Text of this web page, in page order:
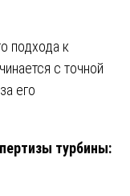
подхода к
с точной
его
турбины: